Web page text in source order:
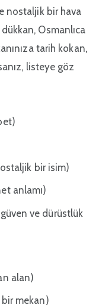
nostaljik bir hava
Osmanlıca
tarih kokan,
listeye göz
bir isim)
anlamı)
ve dürüstlük
alan)
mekan)